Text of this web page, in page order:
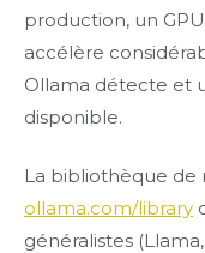
production, un
accélère
Ollama détecte et
disponible.
La bibliothèque de
ollama.com/library
généralistes